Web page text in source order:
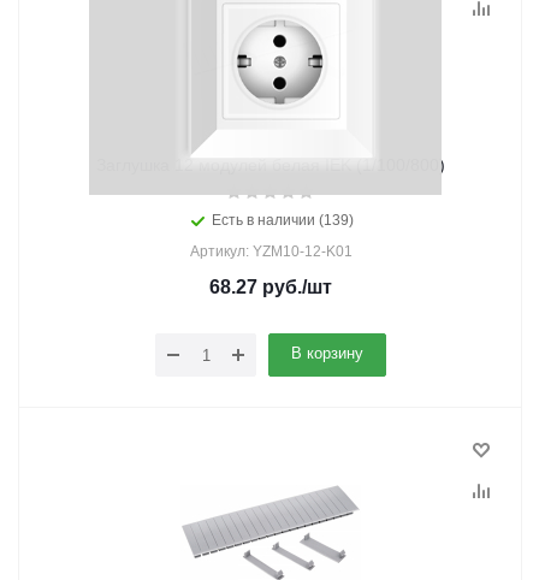
Заглушка 12 модулей белая IEK (1/100/800)
Есть в наличии (139)
Артикул: YZM10-12-K01
68.27 руб./шт
В корзину